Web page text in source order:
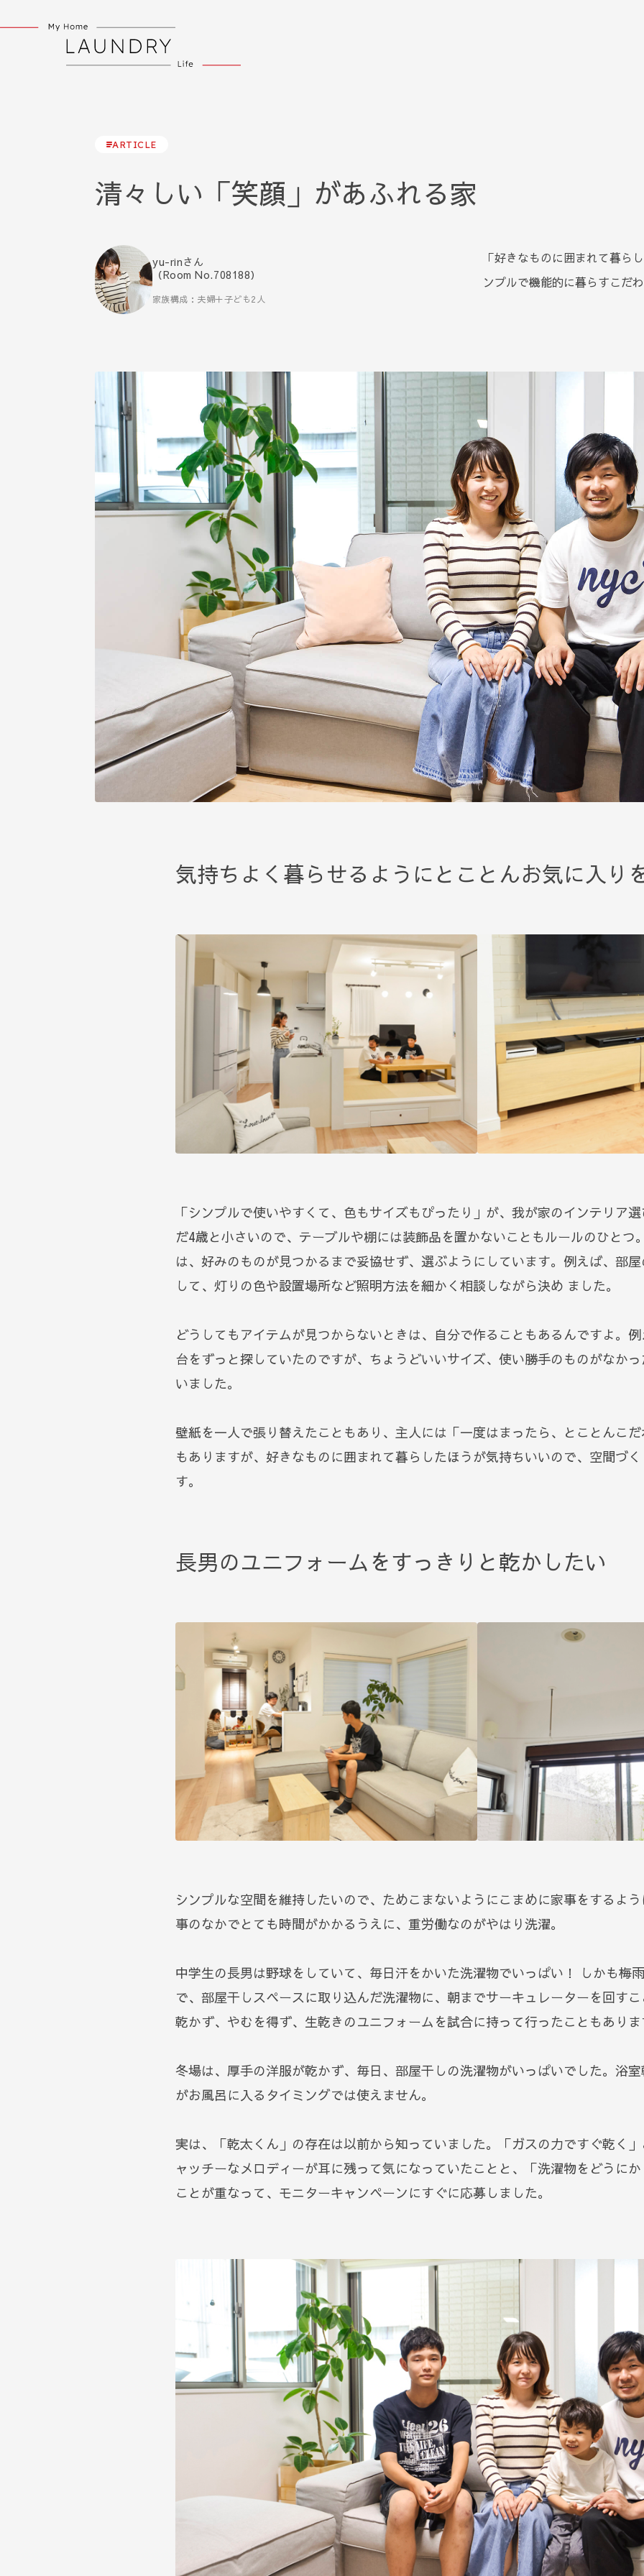
ARTICLE
清々しい「笑顔」があふれる家
yu-rinさん
（Room No.708188）
家族構成：夫婦＋子ども2人
「好きなものに囲まれて暮ら
ンプルで機能的に暮らすこだ
気持ちよく暮らせるようにとことんお気に入り
「シンプルで使いやすくて、色もサイズもぴったり」が、我が家のインテリア
だ4歳と小さいので、テーブルや棚には装飾品を置かないこともルールのひとつ
は、好みのものが見つかるまで妥協せず、選ぶようにしています。例えば、部
して、灯りの色や設置場所など照明方法を細かく相談しながら決め ました。
どうしてもアイテムが見つからないときは、自分で作ることもあるんですよ。
台をずっと探していたのですが、ちょうどいいサイズ、使い勝手のものがなか
いました。
壁紙を一人で張り替えたこともあり、主人には「一度はまったら、とことんこ
もありますが、好きなものに囲まれて暮らしたほうが気持ちいいので、空間づ
す。
長男のユニフォームをすっきりと乾かしたい
シンプルな空間を維持したいので、ためこまないようにこまめに家事をするよ
事のなかでとても時間がかかるうえに、重労働なのがやはり洗濯。
中学生の長男は野球をしていて、毎日汗をかいた洗濯物でいっぱい！ しかも梅
で、部屋干しスペースに取り込んだ洗濯物に、朝までサーキュレーターを回す
乾かず、やむを得ず、生乾きのユニフォームを試合に持って行ったこともあり
冬場は、厚手の洋服が乾かず、毎日、部屋干しの洗濯物がいっぱいでした。浴
がお風呂に入るタイミングでは使えません。
実は、「乾太くん」の存在は以前から知っていました。「ガスの力ですぐ乾く
ャッチーなメロディーが耳に残って気になっていたことと、「洗濯物をどうに
ことが重なって、モニターキャンペーンにすぐに応募しました。